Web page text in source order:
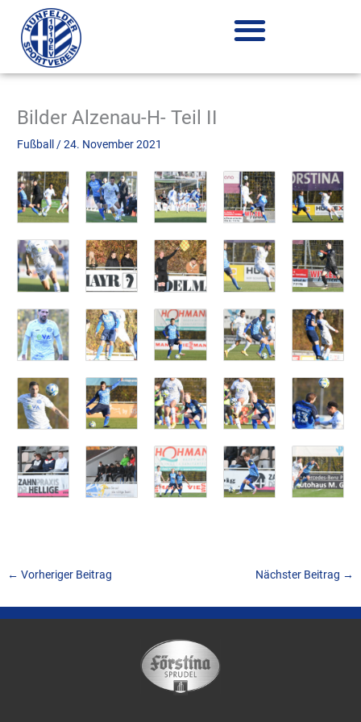
Inhalt
springen
Bilder Alzenau-H- Teil II
Fußball /24. November 2021
← Vorheriger Beitrag Nächster Beitrag →